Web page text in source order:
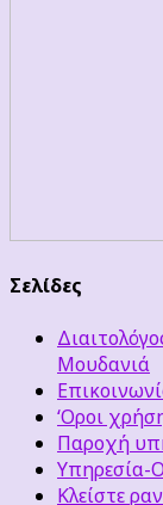
Σελίδες
Μουδανιά
‘Οροι
Παροχή
Υπηρεσία-
Κλείστε